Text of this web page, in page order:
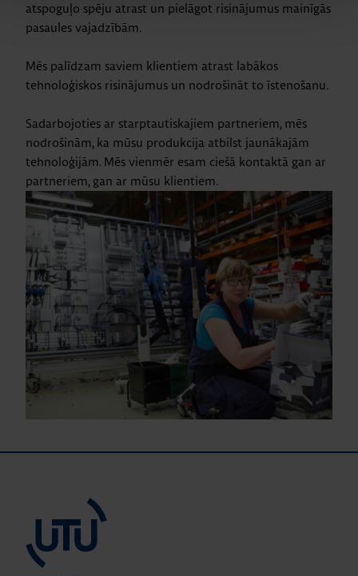
atspoguļo spēju atrast un pielāgot risinājumus mainīgās
pasaules vajadzībām.
Mēs palīdzam saviem klientiem atrast labākos
tehnoloģiskos risinājumus un nodrošināt to īstenošanu.
Sadarbojoties ar starptautiskajiem partneriem, mēs
nodrošinām, ka mūsu produkcija atbilst jaunākajām
tehnoloģijām. Mēs vienmēr esam ciešā kontaktā gan ar
partneriem, gan ar mūsu klientiem.